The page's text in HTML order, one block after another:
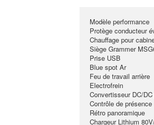
Modèle performance
Protège conducteur
Chauffage pour
Siège Grammer
Prise USB
Blue spot Ar
Feu de travail arrière
Electrofrein
Convertisseur DC/
Contrôle de présence
Rétro panoramique
Chargeur Lithium